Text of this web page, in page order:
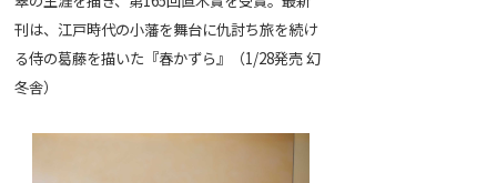
刊は、江戸時代の小藩を舞台に仇討ち旅を続け
る侍の葛藤を描いた『春かずら』（1/28発売 幻
冬舎）